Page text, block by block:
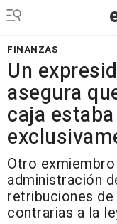
FINANZAS
Un
asegura
caja
Otro
administración
retribuciones
contrarias a la